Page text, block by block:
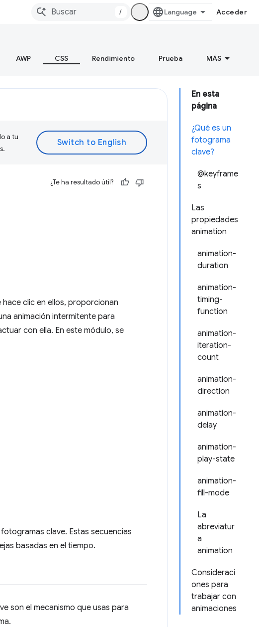
/ Acceder
AWP CSS Rendimiento Prueba MÁS
En esta
página
¿Qué es un
fotograma
clave?
@keyframe
s
Las
propiedades
animation
animation-
duration
animation-
timing-
function
animation-
iteration-
count
animation-
direction
animation-
delay
animation-
play-state
animation-
fill-mode
La
abreviatur
a
animation
Consideraci
ones para
trabajar con
animaciones
a tu
¿Te ha resultado útil?
clic en ellos, proporcionan
animación intermitente para
con ella. En este módulo, se
clave. Estas secuencias
basadas en el tiempo.
son el mecanismo que usas para